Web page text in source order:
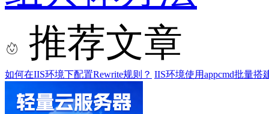
推荐文章
如何在IIS环境下配置Rewrite规则？ IIS环境使用appcmd批量搭